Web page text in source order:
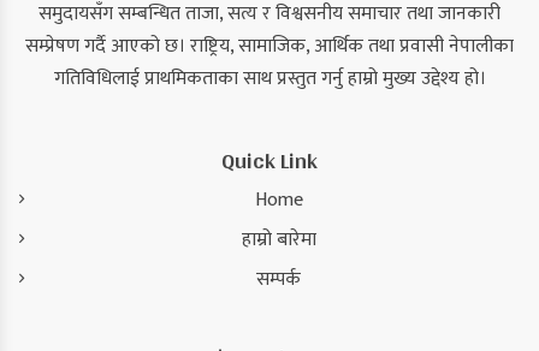
समुदायसँग सम्बन्धित ताजा, सत्य र विश्वसनीय समाचार तथा जानकारी
सम्प्रेषण गर्दै आएको छ। राष्ट्रिय, सामाजिक, आर्थिक तथा प्रवासी नेपालीका
गतिविधिलाई प्राथमिकताका साथ प्रस्तुत गर्नु हाम्रो मुख्य उद्देश्य हो।
Quick Link
Home
हाम्रो बारेमा
सम्पर्क